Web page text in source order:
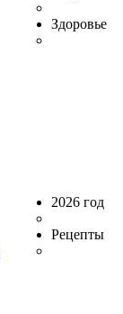
Здоровье
2026 год
Рецепты